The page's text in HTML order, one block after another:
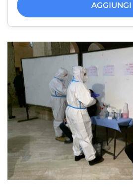
AGGIUNGI